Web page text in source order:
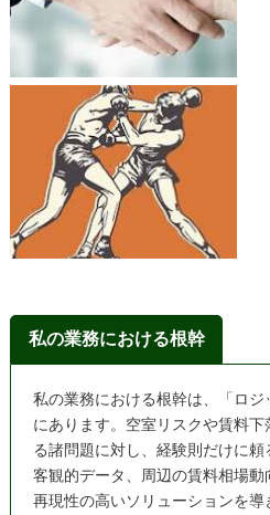
私の業務における根幹
私の業務における根幹は、「ロジ
にあります。空室リスクや賃料
る諸問題に対し、経験則だけに頼
客観的データ、周辺の賃料相場動
再現性の高いソリューションを